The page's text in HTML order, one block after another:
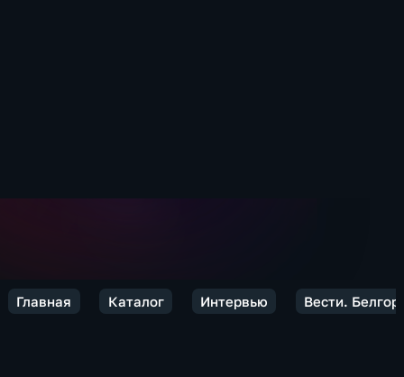
Главная Каталог Интервью Вести.